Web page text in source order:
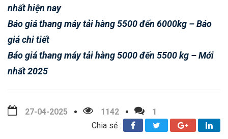
nhất hiện nay
Báo giá thang máy tải hàng 5500 đến 6000kg – Báo
giá chi tiết
Báo giá thang máy tải hàng 5000 đến 5500 kg – Mới
nhất 2025
27-04-2025 1142
1
Chia sẻ :